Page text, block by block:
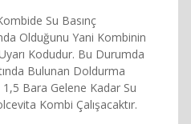
Su Basınç
Olduğunu Yani Kombinin
Kodudur. Bu Durumda
Bulunan Doldurma
Bara Gelene Kadar Su
Kombi Çalışacaktır.